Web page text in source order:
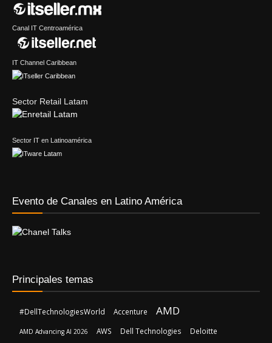
Canal IT Centroamérica
IT Channel Caribbean
Sector Retail Latam
Sector IT en Latinoamérica
Evento de Canales en Latino América
Principales temas
#DellTechnologiesWorld Accenture AMD
AMD Advancing AI 2026 AWS Dell Technologies Deloitte